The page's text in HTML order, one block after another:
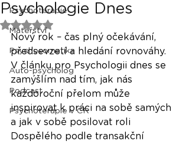
Psychoterapie
Mateřství
Psychosomatika
Auto-psycholog
Podcast
Psychoterapie v ČR
Psychologie Dnes
Hodnoceno NaN z 5 hvězdiček.
Nový rok – čas plný očekávání,
předsevzetí a hledání rovnováhy.
V článku pro Psychologii dnes se
zamýšlím nad tím, jak nás
každoroční přelom může
inspirovat k práci na sobě samých
a jak v sobě posilovat roli
Dospělého podle transakční